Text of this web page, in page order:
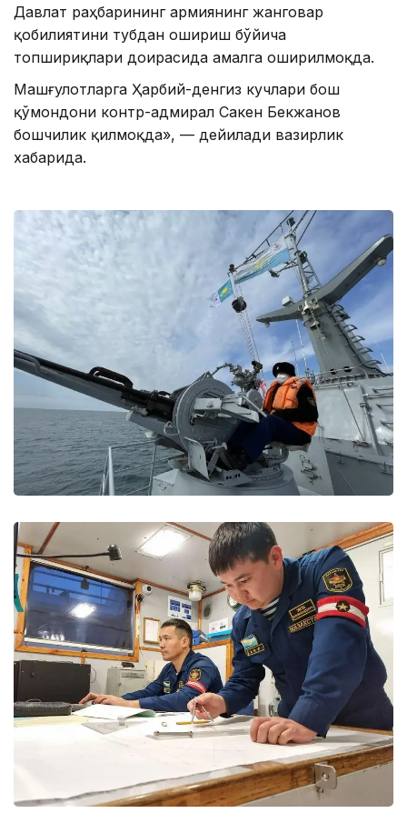
Давлат раҳбарининг армиянинг жанговар
қобилиятини тубдан ошириш бўйича
топшириқлари доирасида амалга оширилмоқда.
Машғулотларга Ҳарбий-денгиз кучлари бош
қўмондони контр-адмирал Сакен Бекжанов
бошчилик қилмоқда», — дейилади вазирлик
хабарида.